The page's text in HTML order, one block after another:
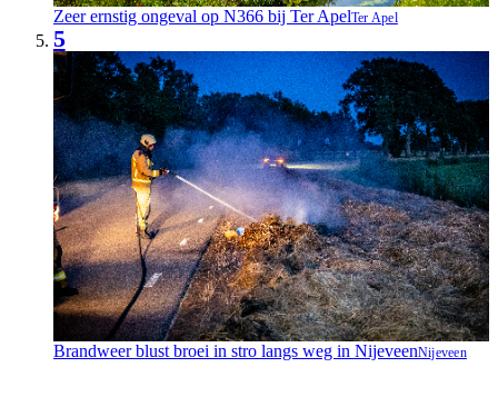
Zeer ernstig ongeval op N366 bij Ter ApelTer Apel
5
Brandweer blust broei in stro langs weg in NijeveenNijeveen